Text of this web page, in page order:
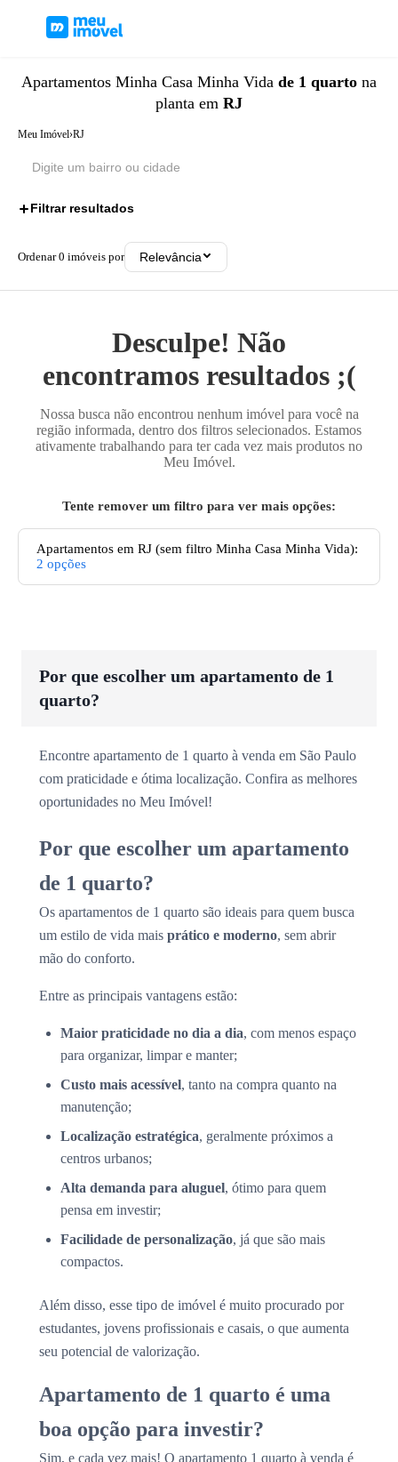
Apartamentos Minha Casa Minha Vida de 1 quarto na
planta em RJ
Meu Imóvel›RJ
Filtrar resultados
Ordenar0 imóveis por Relevância
Desculpe! Não
encontramos resultados ;(
Nossa busca não encontrou nenhum imóvel para você na
região informada, dentro dos filtros selecionados. Estamos
ativamente trabalhando para ter cada vez mais produtos no
Meu Imóvel.
Tente remover um filtro para ver mais opções:
Apartamentos em RJ (sem filtro Minha Casa Minha Vida):
2 opções
Por que escolher um apartamento de 1
quarto?
Encontre apartamento de 1 quarto à venda em São Paulo
com praticidade e ótima localização. Confira as melhores
oportunidades no Meu Imóvel!
Por que escolher um apartamento
de 1 quarto?
Os apartamentos de 1 quarto são ideais para quem busca
um estilo de vida mais prático e moderno, sem abrir
mão do conforto.
Entre as principais vantagens estão:
Maior praticidade no dia a dia, com menos espaço
para organizar, limpar e manter;
Custo mais acessível, tanto na compra quanto na
manutenção;
Localização estratégica, geralmente próximos a
centros urbanos;
Alta demanda para aluguel, ótimo para quem
pensa em investir;
Facilidade de personalização, já que são mais
compactos.
Além disso, esse tipo de imóvel é muito procurado por
estudantes, jovens profissionais e casais, o que aumenta
seu potencial de valorização.
Apartamento de 1 quarto é uma
boa opção para investir?
Sim, e cada vez mais! O apartamento 1 quarto à venda é